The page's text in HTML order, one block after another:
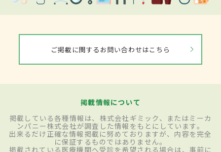
ご掲載に関するお問い合わせはこちら
掲載情報について
掲載している各種情報は、株式会社ギミック、またはミーカ
ンパニー株式会社が調査した情報をもとにしています。
出来るだけ正確な情報掲載に努めておりますが、内容を完全
に保証するものではありません。
掲載されている医療機関へ受診を希望される場合は、事前に